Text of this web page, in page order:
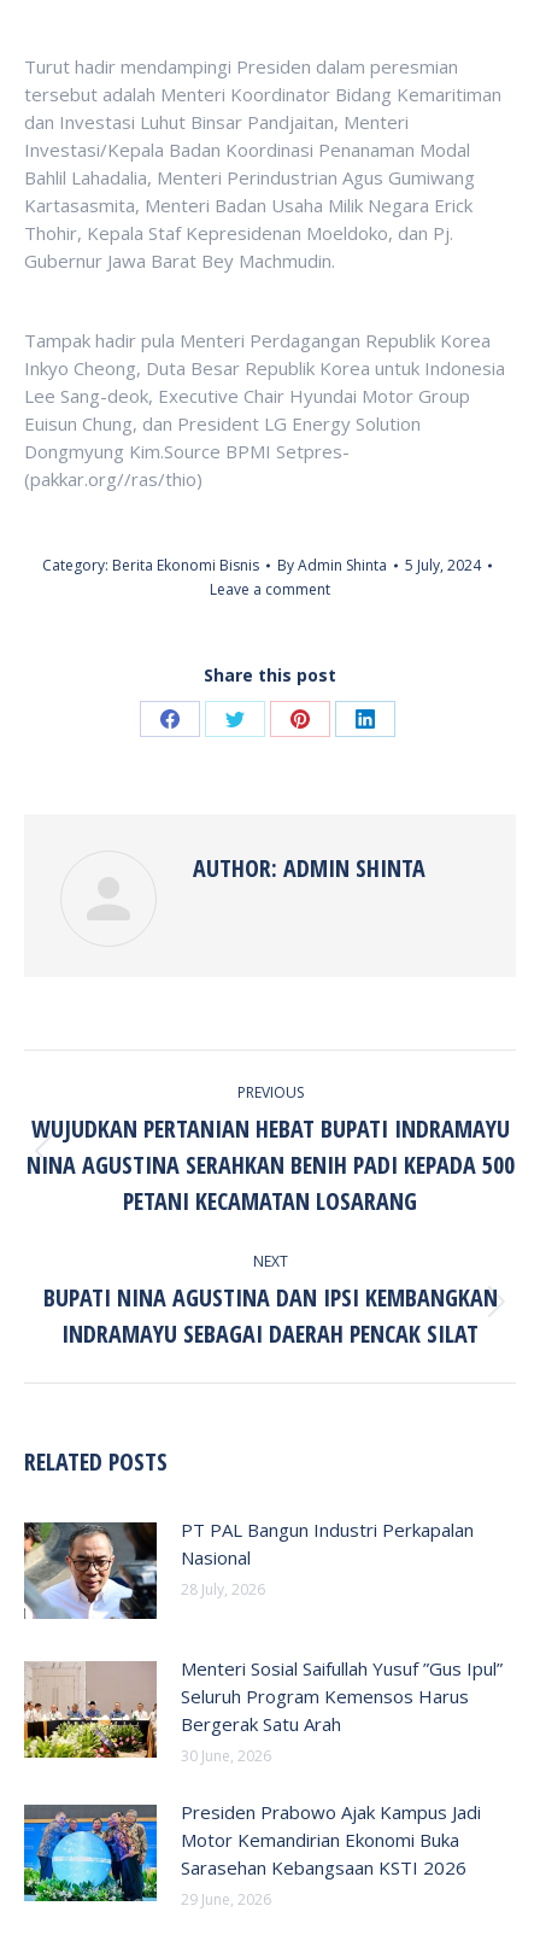
Turut hadir mendampingi Presiden dalam peresmian
tersebut adalah Menteri Koordinator Bidang Kemaritiman
dan Investasi Luhut Binsar Pandjaitan, Menteri
Investasi/Kepala Badan Koordinasi Penanaman Modal
Bahlil Lahadalia, Menteri Perindustrian Agus Gumiwang
Kartasasmita, Menteri Badan Usaha Milik Negara Erick
Thohir, Kepala Staf Kepresidenan Moeldoko, dan Pj.
Gubernur Jawa Barat Bey Machmudin.
Tampak hadir pula Menteri Perdagangan Republik Korea
Inkyo Cheong, Duta Besar Republik Korea untuk Indonesia
Lee Sang-deok, Executive Chair Hyundai Motor Group
Euisun Chung, dan President LG Energy Solution
Dongmyung Kim.Source BPMI Setpres-
(pakkar.org//ras/thio)
Category: Berita Ekonomi Bisnis ByAdmin Shinta
5 July, 2024
Leave a comment
Share this post
Share Share Share Share
AUTHOR: ADMIN SHINTA
PREVIOUS
Previous
post:
WUJUDKAN PERTANIAN HEBAT BUPATI INDRAMAYU
NINA AGUSTINA SERAHKAN BENIH PADI KEPADA 500
PETANI KECAMATAN LOSARANG
NEXT
Next
post:
BUPATI NINA AGUSTINA DAN IPSI KEMBANGKAN
INDRAMAYU SEBAGAI DAERAH PENCAK SILAT
RELATED POSTS
PT PAL Bangun Industri Perkapalan
Nasional
28 July, 2026
Menteri Sosial Saifullah Yusuf ”Gus Ipul”
Seluruh Program Kemensos Harus
Bergerak Satu Arah
30 June, 2026
Presiden Prabowo Ajak Kampus Jadi
Motor Kemandirian Ekonomi Buka
Sarasehan Kebangsaan KSTI 2026
29 June, 2026